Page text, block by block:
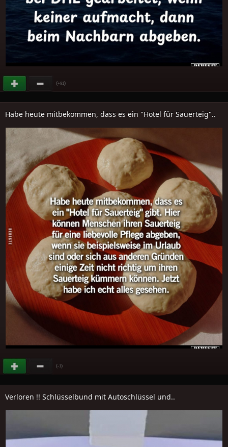
(+91)
Habe heute mitbekommen, dass es ein "Hotel für Sauerteig"..
(-1)
Verloren !! Schlüsselbund mit Autoschlüssel und..